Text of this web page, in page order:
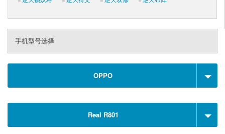
手机型号选择
OPPO
Real R801